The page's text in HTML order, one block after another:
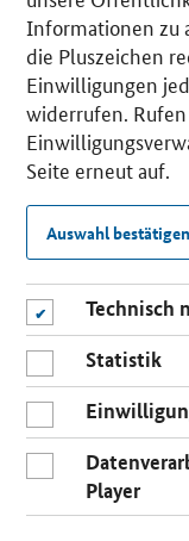
Informationen zu
die Pluszeichen
Einwilligungen
widerrufen.
Seite erneut auf.
Auswahl bestätigen
Technisch
Statistik
Player